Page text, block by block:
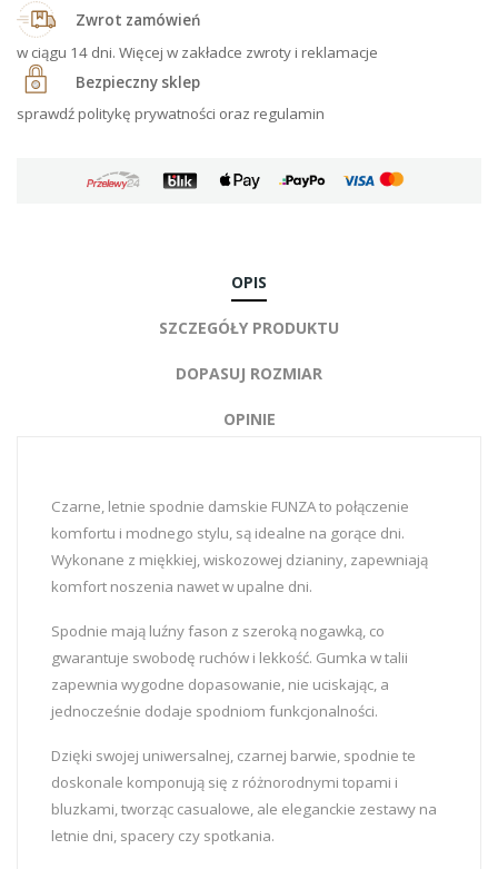
Zwrot zamówień
w ciągu 14 dni. Więcej w zakładce zwroty i reklamacje
Bezpieczny sklep
sprawdź politykę prywatności oraz regulamin
OPIS
SZCZEGÓŁY PRODUKTU
DOPASUJ ROZMIAR
OPINIE
Czarne, letnie spodnie damskie FUNZA to połączenie
komfortu i modnego stylu, są idealne na gorące dni.
Wykonane z miękkiej, wiskozowej dzianiny, zapewniają
komfort noszenia nawet w upalne dni.
Spodnie mają luźny fason z szeroką nogawką, co
gwarantuje swobodę ruchów i lekkość. Gumka w talii
zapewnia wygodne dopasowanie, nie uciskając, a
jednocześnie dodaje spodniom funkcjonalności.
Dzięki swojej uniwersalnej, czarnej barwie, spodnie te
doskonale komponują się z różnorodnymi topami i
bluzkami, tworząc casualowe, ale eleganckie zestawy na
letnie dni, spacery czy spotkania.